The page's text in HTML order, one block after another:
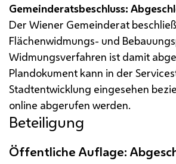
Gemeinderatsbeschluss:
Der Wiener Gemeinderat
Flächenwidmungs- und
Widmungsverfahren ist damit
Plandokument kann in der
Stadtentwicklung eingesehen
online abgerufen werden.
Beteiligung
Öffentliche Auflage: